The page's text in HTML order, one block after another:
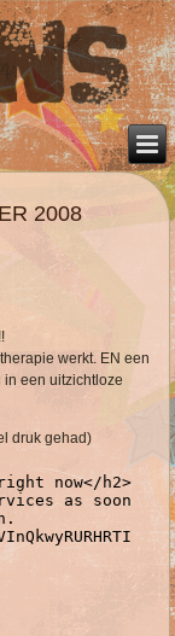
2008
werkt. EN een
een uitzichtloze
druk gehad)